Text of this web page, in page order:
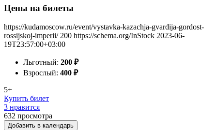
Цены на билеты
https://kudamoscow.ru/event/vystavka-kazachja-gvardija-gordost-
rossijskoj-imperii/ 200 https://schema.org/InStock 2023-06-
19T23:57:00+03:00
Льготный: 200 ₽
Взрослый: 400 ₽
5+
Купить билет
3 нравится
632 просмотра
Добавить в календарь